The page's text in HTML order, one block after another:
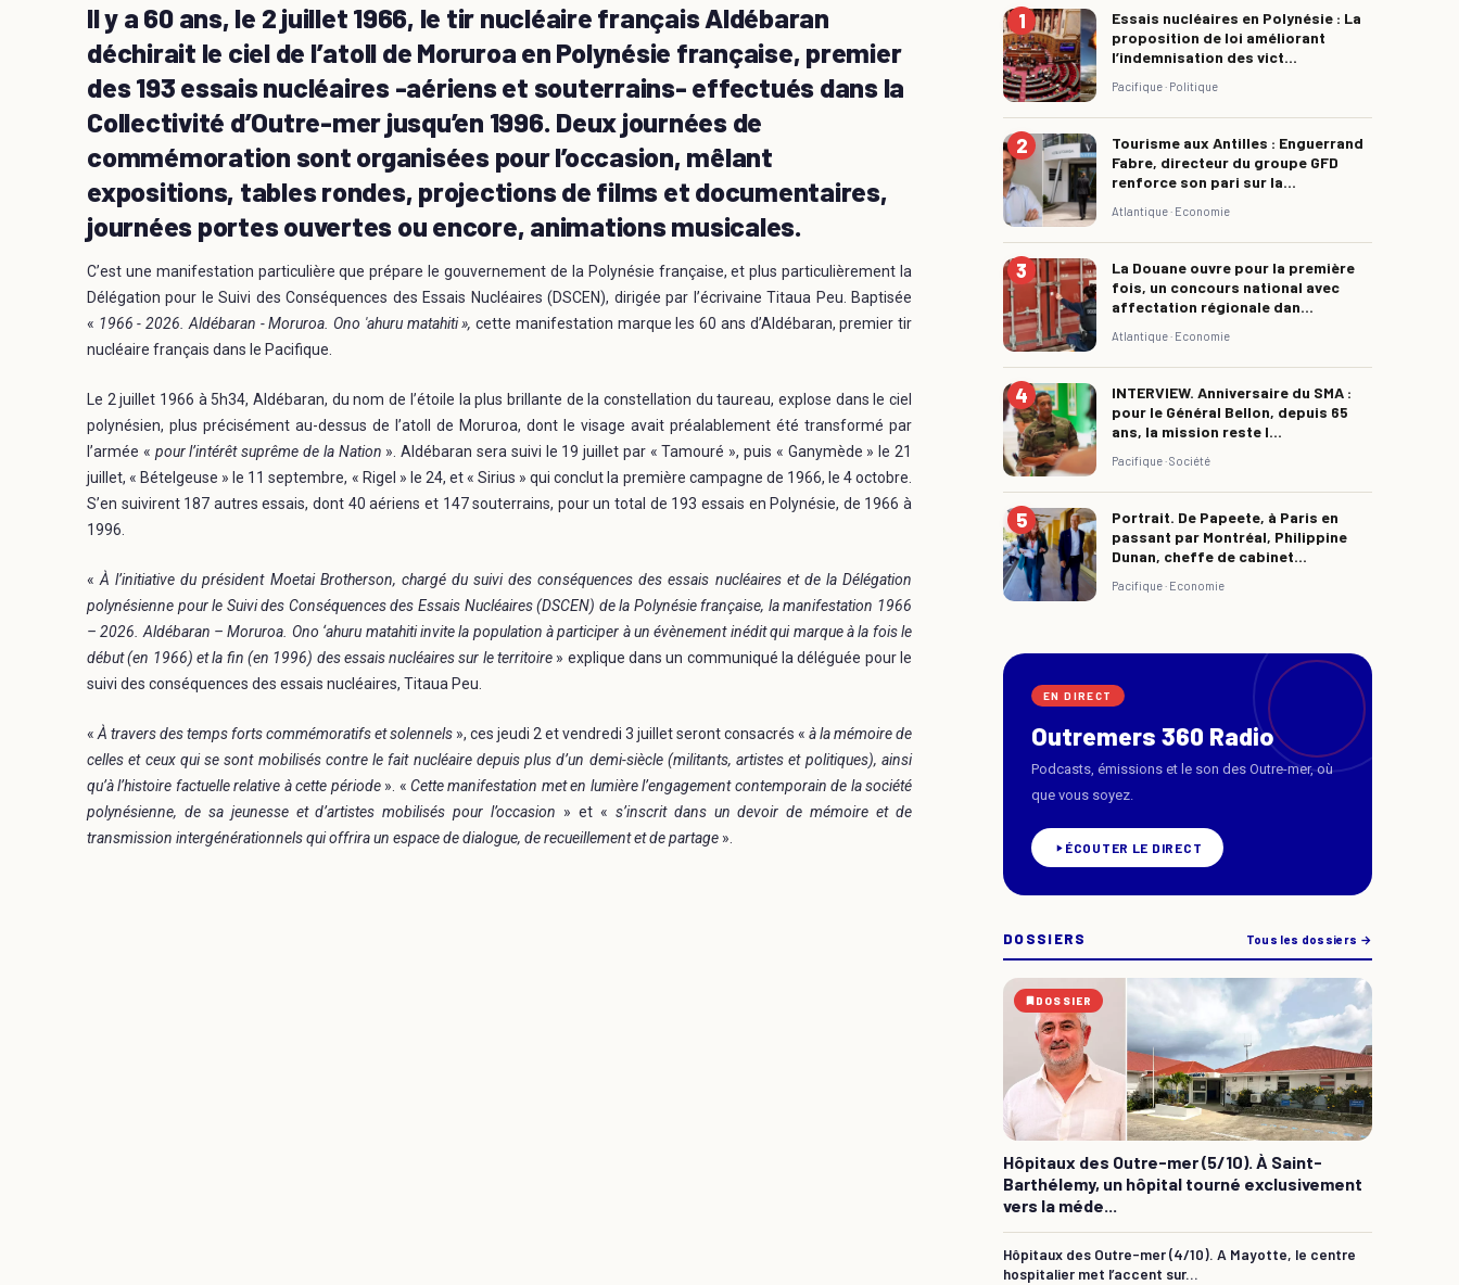
Il y a 60 ans, le 2 juillet 1966, le tir nucléaire français Aldébaran
déchirait le ciel de l’atoll de Moruroa en Polynésie française, premier
des 193 essais nucléaires -aériens et souterrains- effectués dans la
Collectivité d’Outre-mer jusqu’en 1996. Deux journées de
commémoration sont organisées pour l’occasion, mêlant
expositions, tables rondes, projections de films et documentaires,
journées portes ouvertes ou encore, animations musicales.
C’est une manifestation particulière que prépare le gouvernement de la Polynésie française, et plus particulièrement la
Délégation pour le Suivi des Conséquences des Essais Nucléaires (DSCEN), dirigée par l’écrivaine Titaua Peu. Baptisée
« 1966 - 2026. Aldébaran - Moruroa. Ono 'ahuru matahiti »,cette manifestation marque les 60 ans d’Aldébaran, premier tir
nucléaire français dans le Pacifique.
Le 2 juillet 1966 à 5h34, Aldébaran, du nom de l’étoile la plus brillante de la constellation du taureau, explose dans le ciel
polynésien, plus précisément au-dessus de l’atoll de Moruroa, dont le visage avait préalablement été transformé par
l’armée « pour l’intérêt suprême de la Nation ». Aldébaran sera suivi le 19 juillet par « Tamouré », puis « Ganymède » le 21
juillet, « Bételgeuse » le 11 septembre, « Rigel » le 24, et « Sirius » qui conclut la première campagne de 1966, le 4 octobre.
S’en suivirent 187 autres essais, dont 40 aériens et 147 souterrains, pour un total de 193 essais en Polynésie, de 1966 à
1996.
«À l’initiative du président Moetai Brotherson, chargé du suivi des conséquences des essais nucléaires et de la Délégation
polynésienne pour le Suivi des Conséquences des Essais Nucléaires (DSCEN) de la Polynésie française, la manifestation 1966
– 2026. Aldébaran – Moruroa. Ono ‘ahuru matahiti invite la population à participer à un évènement inédit qui marque à la fois le
début (en 1966) et la fin (en 1996) des essais nucléaires sur le territoire » explique dans un communiqué la déléguée pour le
suivi des conséquences des essais nucléaires, Titaua Peu.
« À travers des temps forts commémoratifs et solennels », ces jeudi 2 et vendredi 3 juillet seront consacrés « à la mémoire de
celles et ceux qui se sont mobilisés contre le fait nucléaire depuis plus d’un demi-siècle (militants, artistes et politiques), ainsi
qu’à l’histoire factuelle relative à cette période». «Cette manifestation met en lumière l’engagement contemporain de la société
polynésienne, de sa jeunesse et d’artistes mobilisés pour l’occasion » et « s’inscrit dans un devoir de mémoire et de
transmission intergénérationnels qui offrira un espace de dialogue, de recueillement et de partage ».
Essais nucléaires en Polynésie : La
proposition de loi améliorant
l’indemnisation des vict...
Pacifique · Politique
Tourisme aux Antilles : Enguerrand
Fabre, directeur du groupe GFD
renforce son pari sur la...
Atlantique · Economie
La Douane ouvre pour la première
fois, un concours national avec
affectation régionale dan...
Atlantique · Economie
INTERVIEW. Anniversaire du SMA :
pour le Général Bellon, depuis 65
ans, la mission reste l...
Pacifique ·Société
Portrait. De Papeete, à Paris en
passant par Montréal, Philippine
Dunan, cheffe de cabinet...
Pacifique · Economie
EN DIRECT
Outremers 360 Radio
Podcasts, émissions et le son des Outre-mer, où
que vous soyez.
ÉCOUTER LE DIRECT
DOSSIERS Tous les dossiers →
DOSSIER
Hôpitaux des Outre-mer (5/10). À Saint-
Barthélemy, un hôpital tourné exclusivement
vers la méde...
Hôpitaux des Outre-mer (4/10). A Mayotte, le centre
hospitalier met l’accent sur...